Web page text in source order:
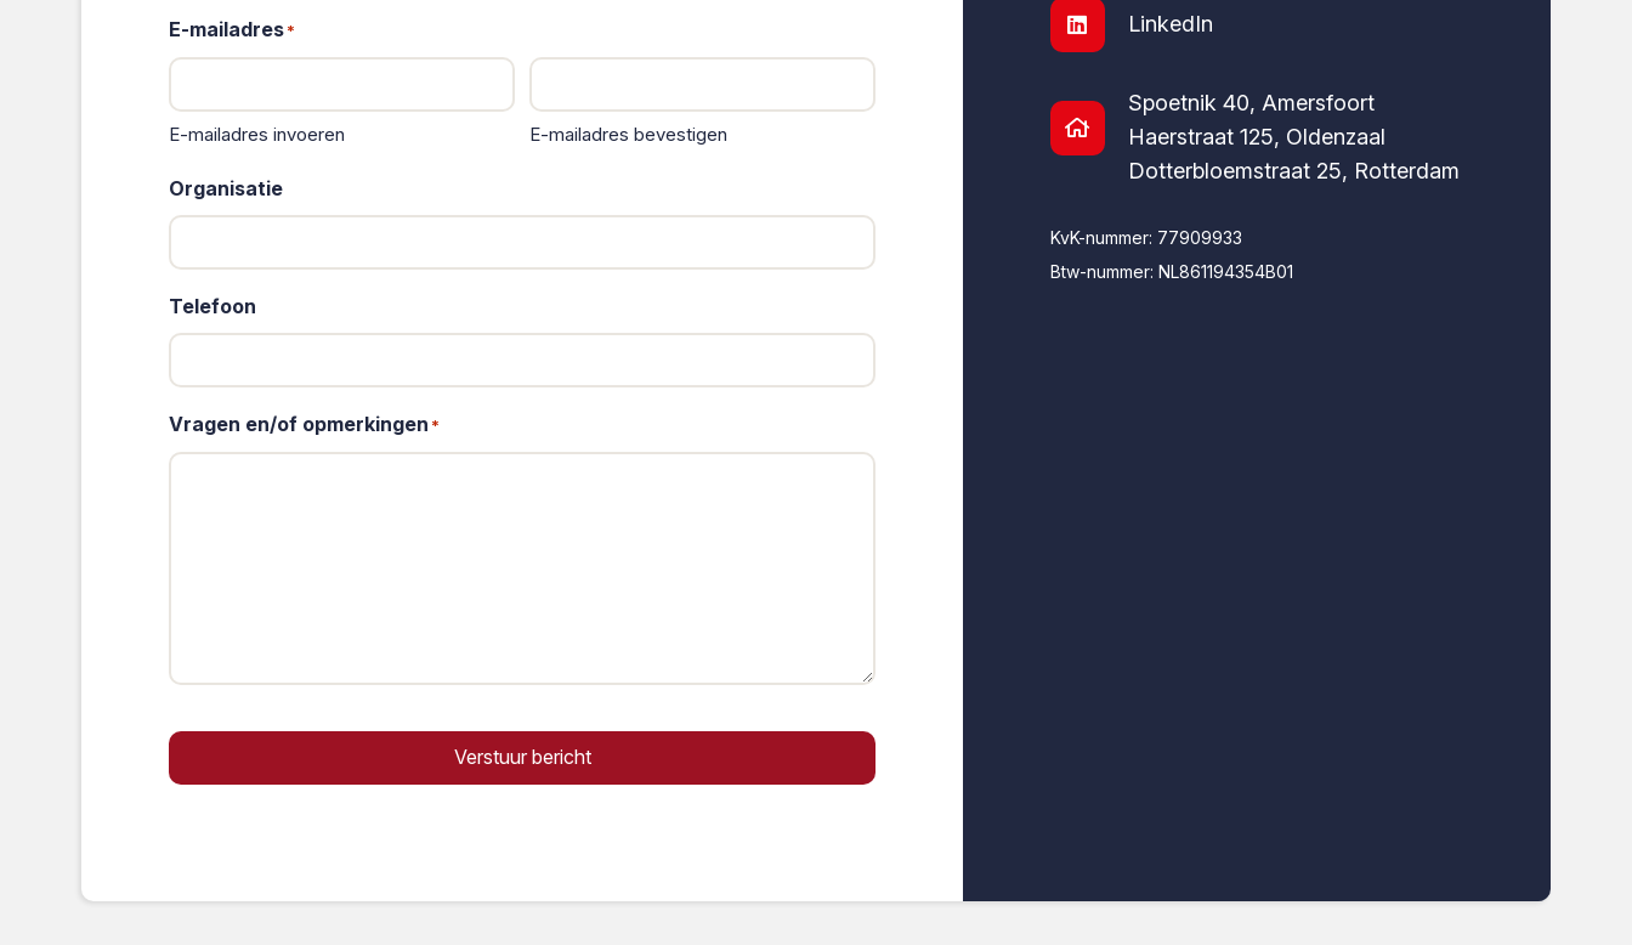
E-mailadres*
E-mailadres invoeren E-mailadres bevestigen
Organisatie
Telefoon
Vragen en/of opmerkingen *
Verstuur bericht
LinkedIn
Spoetnik 40, Amersfoort
Haerstraat 125, Oldenzaal
Dotterbloemstraat 25, Rotterdam
KvK-nummer: 77909933
Btw-nummer: NL861194354B01